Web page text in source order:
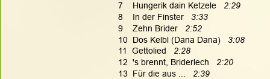
7    Hungerik dain Ketzele 2:29
8    In der Finster 3:33
9    Zehn Brider 2:52
10  Dos Kelbl (Dana Dana) 3:08
11  Gettolied 2:28
12  's brennt, Briderlech 2:20
13  Für die aus ... 2:39